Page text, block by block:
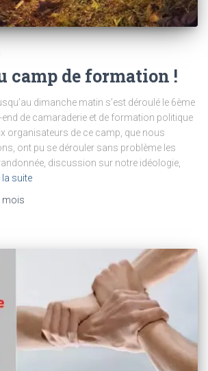
camp de formation !
dimanche matin s’est déroulé le 6ème
de camaraderie et de formation politique
organisateurs de ce camp, que nous
ont pu se dérouler sans problème les
discussion sur notre idéologie,
la suite
mois